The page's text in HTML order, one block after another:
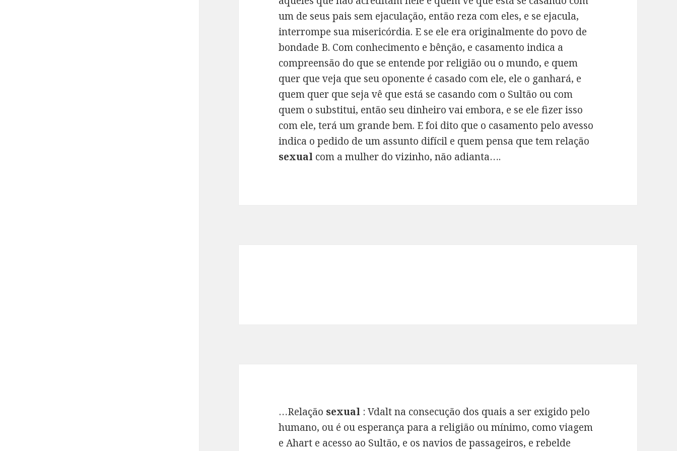
um de seus pais sem ejaculação, então reza com eles, e se ejacula,
interrompe sua misericórdia. E se ele era originalmente do povo de
bondade B. Com conhecimento e bênção, e casamento indica a
compreensão do que se entende por religião ou o mundo, e quem
quer que veja que seu oponente é casado com ele, ele o ganhará, e
quem quer que seja vê que está se casando com o Sultão ou com
quem o substitui, então seu dinheiro vai embora, e se ele fizer isso
com ele, terá um grande bem. E foi dito que o casamento pelo avesso
indica o pedido de um assunto difícil e quem pensa que tem relação
sexual com a mulher do vizinho, não adianta….
…Relação sexual : Vdalt na consecução dos quais a ser exigido pelo
humano, ou é ou esperança para a religião ou mínimo, como viagem
e Ahart e acesso ao Sultão, e os navios de passageiros, e rebelde